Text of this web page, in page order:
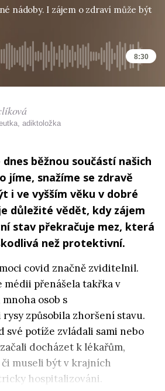
nádoby. I zájem o zdraví může být
8:30
běžnou součástí našich
jíme, snažíme se zdravě
i ve vyšším věku v dobré
důležité vědět, kdy zájem
stav překračuje mez, která
než protektivní.
covid značně zviditelnil.
médii přenášela takřka v
osob s
způsobila zhoršení stavu.
své potíže zvládali sami nebo
docházet k lékařům,
museli být v krajních
hospitalizováni.
adiktoložka